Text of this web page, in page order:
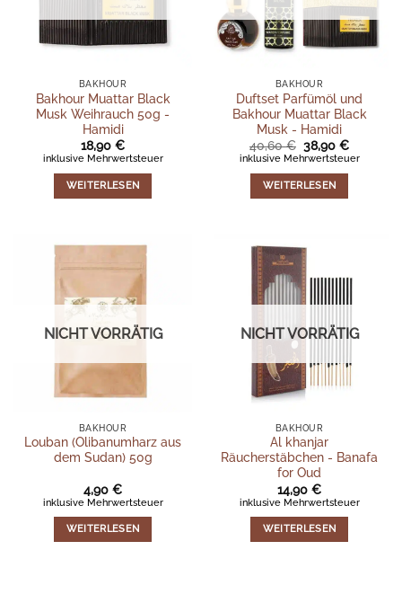
BAKHOUR
Bakhour Muattar Black
Musk Weihrauch 50g -
Hamidi
18,90 €
inklusive Mehrwertsteuer
WEITERLESEN
BAKHOUR
Duftset Parfümöl und
Bakhour Muattar Black
Musk - Hamidi
40,60€ Ursprünglicher
Preis
40,60 €
38,90€Aktueller
Preis
inklusive Mehrwertsteuer
WEITERLESEN
NICHT VORRÄTIG
BAKHOUR
Louban (Olibanumharz aus
dem Sudan) 50g
4,90 €
inklusive Mehrwertsteuer
WEITERLESEN
NICHT VORRÄTIG
BAKHOUR
Al khanjar
Räucherstäbchen - Banafa
for Oud
14,90 €
inklusive Mehrwertsteuer
WEITERLESEN